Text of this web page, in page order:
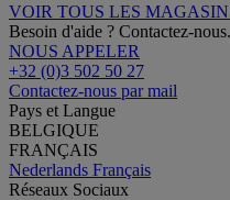
VOIR TOUS LES
Besoin d'aide ? Contactez-nous.
NOUS APPELER
+32 (0)3 502 50 27
Contactez-nous par mail
Pays et Langue
BELGIQUE
FRANÇAIS
Nederlands Français
Réseaux Sociaux